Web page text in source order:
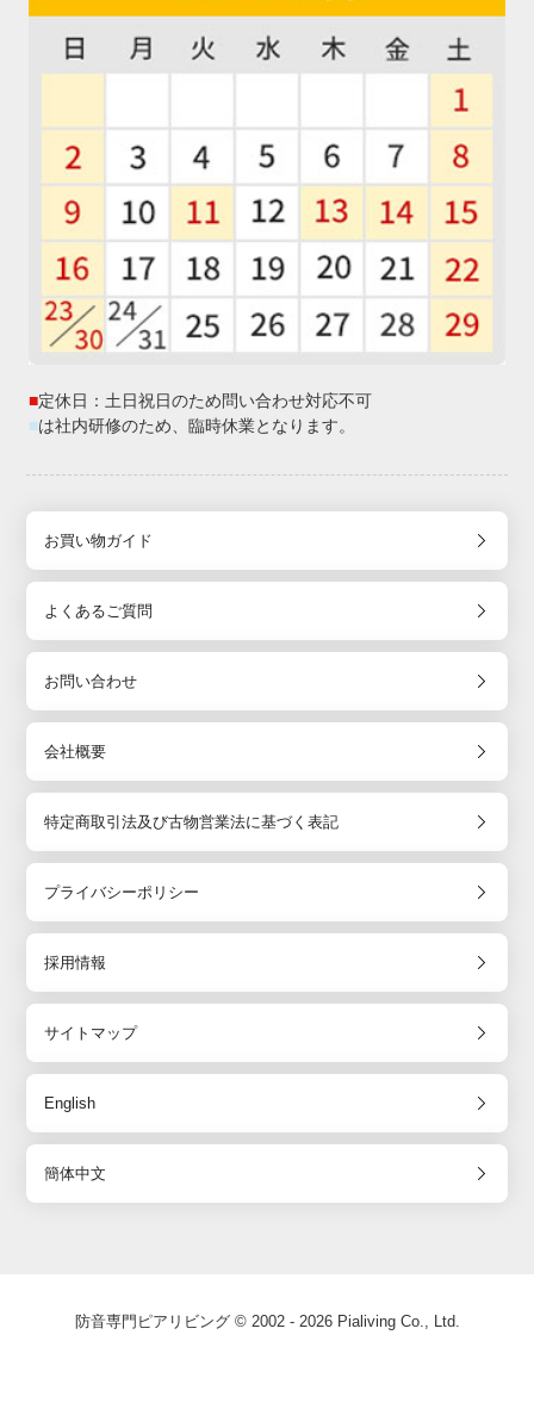
■定休日：土日祝日のため問い合わせ対応不可
■は社内研修のため、臨時休業となります。
お買い物ガイド
よくあるご質問
お問い合わせ
会社概要
特定商取引法及び古物営業法に基づく表記
プライバシーポリシー
採用情報
サイトマップ
English
簡体中文
防音専門ピアリビング © 2002 - 2026 Pialiving Co., Ltd.